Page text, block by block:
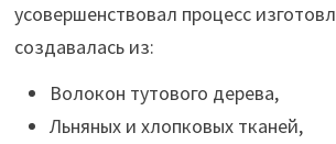
усовершенствовал процесс
создавалась из:
Волокон тутового дерева,
Льняных и хлопковых тканей,